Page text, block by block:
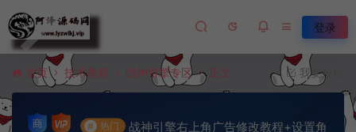
登录
首页 技术教程 战神引擎专区 正文 我要投稿
# 热门
战神引擎右上角广告修改教程+设置角